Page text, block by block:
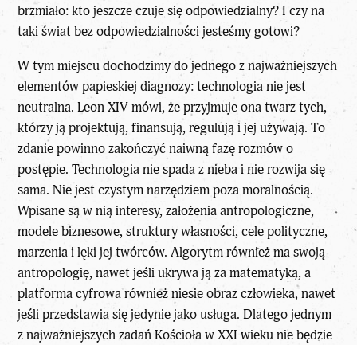
brzmiało: kto jeszcze czuje się odpowiedzialny? I czy na
taki świat bez odpowiedzialności jesteśmy gotowi?
W tym miejscu dochodzimy do jednego z najważniejszych
elementów papieskiej diagnozy: technologia nie jest
neutralna. Leon XIV mówi, że przyjmuje ona twarz tych,
którzy ją projektują, finansują, regulują i jej używają. To
zdanie powinno zakończyć naiwną fazę rozmów o
postępie. Technologia nie spada z nieba i nie rozwija się
sama. Nie jest czystym narzędziem poza moralnością.
Wpisane są w nią interesy, założenia antropologiczne,
modele biznesowe, struktury własności, cele polityczne,
marzenia i lęki jej twórców. Algorytm również ma swoją
antropologię, nawet jeśli ukrywa ją za matematyką, a
platforma cyfrowa również niesie obraz człowieka, nawet
jeśli przedstawia się jedynie jako usługa. Dlatego jednym
znajważniejszych zadań Kościoła w XXI wiekunie będzie